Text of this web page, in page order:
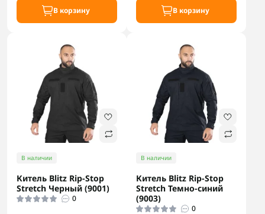
В корзину В корзину
В наличии
Китель Blitz Rip-Stop
Stretch Черный (9001)
0
В наличии
Китель Blitz Rip-Stop
Stretch Темно-синий
(9003)
0